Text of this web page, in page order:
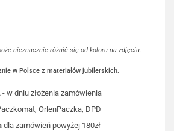
nieznacznie różnić się od koloru na zdjęciu.
w Polsce z materiałów jubilerskich.
- w dniu złożenia zamówienia
OrlenPaczka, DPD
dla zamówień powyżej 180zł